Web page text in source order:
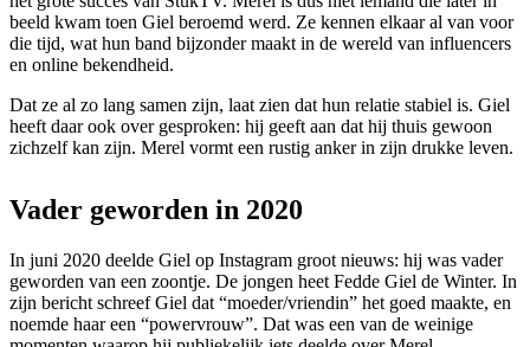
beeld kwam toen Giel beroemd werd. Ze kennen elkaar al van voor
die tijd, wat hun band bijzonder maakt in de wereld van influencers
en online bekendheid.
Dat ze al zo lang samen zijn, laat zien dat hun relatie stabiel is. Giel
heeft daar ook over gesproken: hij geeft aan dat hij thuis gewoon
zichzelf kan zijn. Merel vormt een rustig anker in zijn drukke leven.
Vader geworden in 2020
In juni 2020 deelde Giel op Instagram groot nieuws: hij was vader
geworden van een zoontje. De jongen heet Fedde Giel de Winter. In
zijn bericht schreef Giel dat “moeder/vriendin” het goed maakte, en
noemde haar een “powervrouw”. Dat was een van de weinige